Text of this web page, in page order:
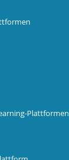
Plattformen